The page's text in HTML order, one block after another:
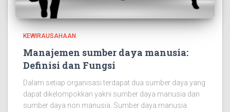
KEWIRAUSAHAAN
Manajemen sumber daya manusia:
Definisi dan Fungsi
Dalam setiap organisasi terdapat dua sumber daya yang
dapat dikelompokkan yakni sumber daya manusia dan
sumber daya non manusia. Sumber daya manusia